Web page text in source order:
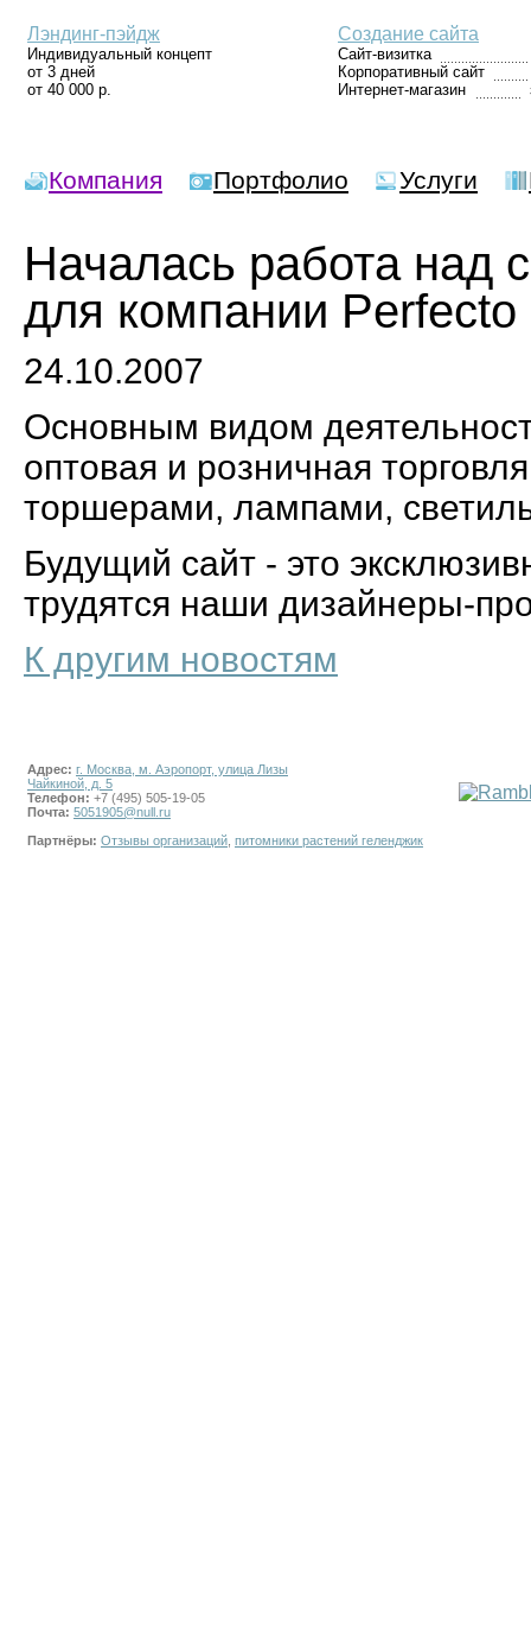
Лэндинг-пэйдж
Индивидуальный концепт
от 3 дней
от 40 000 р.
Создание сайта
Сайт-визитка
Корпоративный сайт
Интернет-магазин
Компания Портфолио Услуги
Началась работа над
для компании Perfecto
24.10.2007
Основным видом
оптовая и розничная
торшерами, лампами,
Будущий сайт - это
трудятся наши дизайнеры-
К другим новостям
Адрес: г. Москва, м. Аэропорт, улица Лизы
Чайкиной, д. 5
Телефон: +7 (495) 505-19-05
Почта: 5051905@null.ru
Партнёры: Отзывы организаций питомники растений геленджик